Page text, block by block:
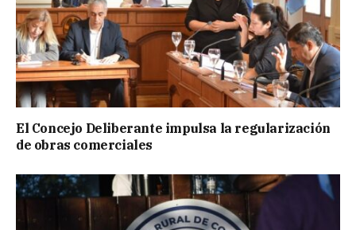
El Concejo Deliberante impulsa la regularización
de obras comerciales